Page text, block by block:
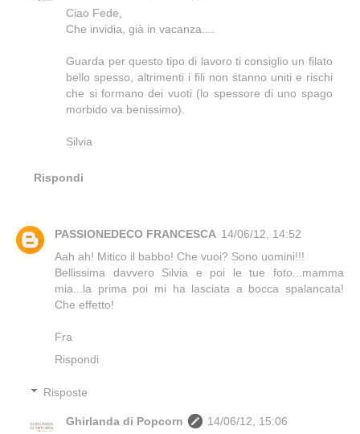
Ciao Fede,
Che invidia, già in vacanza....
Guarda per questo tipo di lavoro ti consiglio un filato
bello spesso, altrimenti i fili non stanno uniti e rischi
che si formano dei vuoti (lo spessore di uno spago
morbido va benissimo).
Silvia
Rispondi
PASSIONEDECO FRANCESCA 14/06/12, 14:52
Aah ah! Mitico il babbo! Che vuoi? Sono uomini!!!
Bellissima davvero Silvia e poi le tue foto...mamma
mia...la prima poi mi ha lasciata a bocca spalancata!
Che effetto!
Fra
Rispondi
Risposte
Ghirlanda di Popcorn
14/06/12, 15:06